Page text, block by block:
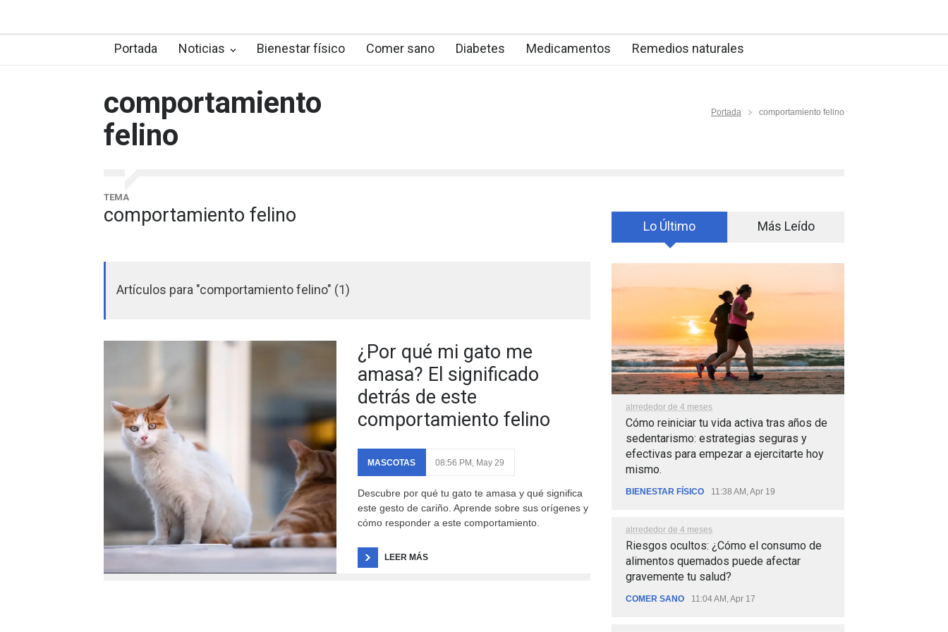
Portada Noticias Bienestar físico Comer sano Diabetes Medicamentos Remedios naturales
comportamiento
felino
Portada comportamiento felino
TEMA
comportamiento felino
Artículos para "comportamiento felino" (1)
¿Por qué mi gato me
amasa? El significado
detrás de este
comportamiento felino
MASCOTAS 08:56 PM, May 29
Descubre por qué tu gato te amasa y qué significa
este gesto de cariño. Aprende sobre sus orígenes y
cómo responder a este comportamiento.
LEER MÁS
Lo Último Más Leído
alrrededor de 4 meses
Cómo reiniciar tu vida activa tras años de
sedentarismo: estrategias seguras y
efectivas para empezar a ejercitarte hoy
mismo.
BIENESTAR FÍSICO 11:38 AM, Apr 19
alrrededor de 4 meses
Riesgos ocultos: ¿Cómo el consumo de
alimentos quemados puede afectar
gravemente tu salud?
COMER SANO 11:04 AM, Apr 17